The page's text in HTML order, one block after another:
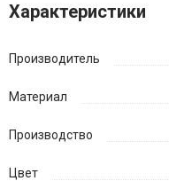
Характеристики
Производитель
Материал
Производство
Цвет